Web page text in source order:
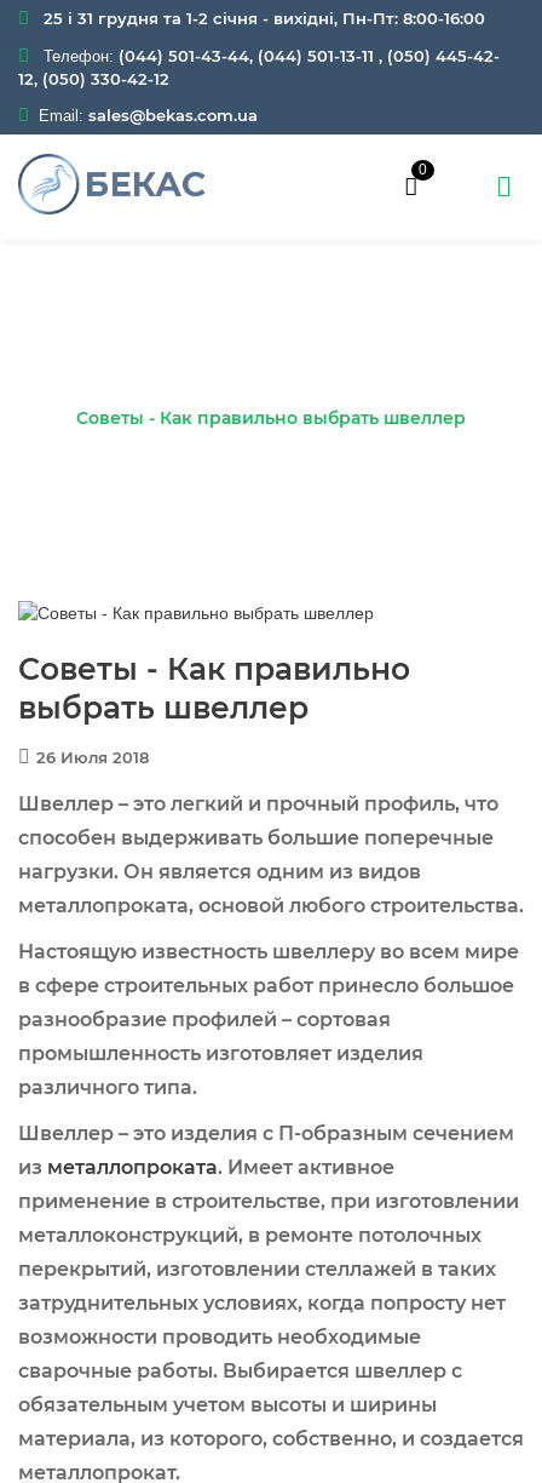
25 і 31 грудня та 1-2 січня - вихідні, Пн-Пт: 8:00-16:00
Телефон: (044) 501-43-44, (044) 501-13-11 , (050) 445-42-
12, (050) 330-42-12
Email: sales@bekas.com.ua
0
Советы - Как правильно выбрать швеллер
Советы - Как правильно
выбрать швеллер
26 Июля 2018
Швеллер – это легкий и прочный профиль, что
способен выдерживать большие поперечные
нагрузки. Он является одним из видов
металлопроката, основой любого строительства.
Настоящую известность швеллеру во всем мире
в сфере строительных работ принесло большое
разнообразие профилей – сортовая
промышленность изготовляет изделия
различного типа.
Швеллер – это изделия с П-образным сечением
из металлопроката. Имеет активное
применение в строительстве, при изготовлении
металлоконструкций, в ремонте потолочных
перекрытий, изготовлении стеллажей в таких
затруднительных условиях, когда попросту нет
возможности проводить необходимые
сварочные работы. Выбирается швеллер с
обязательным учетом высоты и ширины
материала, из которого, собственно, и создается
металлопрокат.